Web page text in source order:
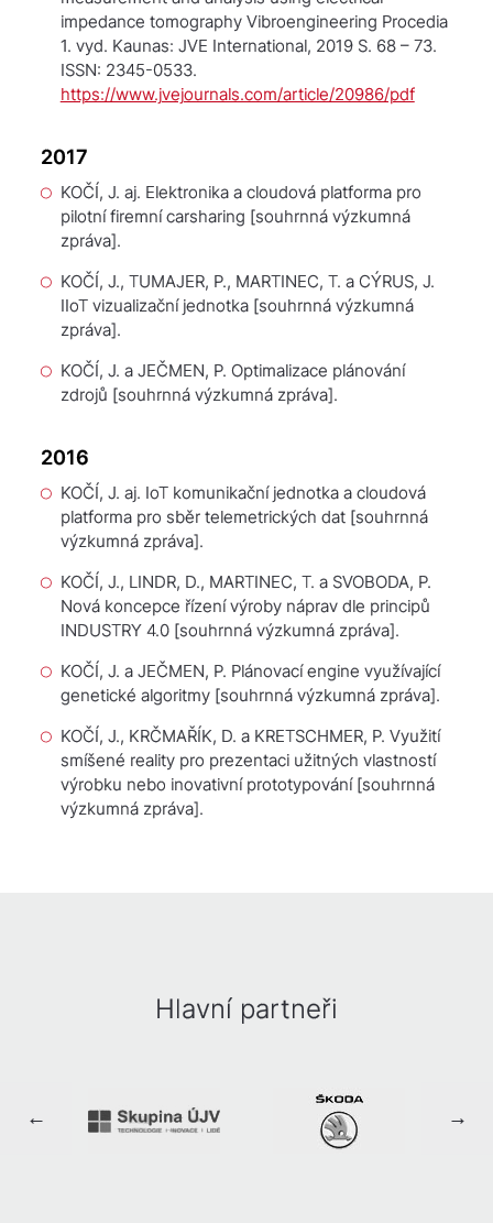
impedance tomography Vibroengineering Procedia
1. vyd. Kaunas: JVE International, 2019 S. 68 – 73.
ISSN: 2345-0533.
https://www.jvejournals.com/article/20986/pdf
2017
KOČÍ, J. aj. Elektronika a cloudová platforma pro
pilotní firemní carsharing [souhrnná výzkumná
zpráva].
KOČÍ, J., TUMAJER, P., MARTINEC, T. a CÝRUS, J.
IIoT vizualizační jednotka[souhrnná výzkumná
zpráva].
KOČÍ, J. a JEČMEN, P. Optimalizace plánování
zdrojů [souhrnná výzkumná zpráva].
2016
KOČÍ, J. aj. IoT komunikační jednotka a cloudová
platforma pro sběr telemetrických dat[souhrnná
výzkumná zpráva].
KOČÍ, J., LINDR, D., MARTINEC, T. a SVOBODA, P.
Nová koncepce řízení výroby náprav dle principů
INDUSTRY 4.0[souhrnná výzkumná zpráva].
KOČÍ, J. a JEČMEN, P. Plánovací engine využívající
genetické algoritmy[souhrnná výzkumná zpráva].
KOČÍ, J., KRČMAŘÍK, D. a KRETSCHMER, P. Využití
smíšené reality pro prezentaci užitných vlastností
výrobku nebo inovativní prototypování[souhrnná
výzkumná zpráva].
Hlavní partneři